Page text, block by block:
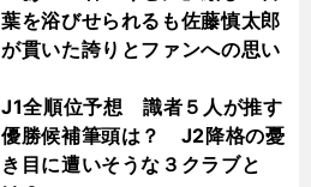
葉を浴びせられるも佐藤慎太郎
が貫いた誇りとファンへの思い
J1全順位予想 識者５人が推す
優勝候補筆頭は？ J2降格の憂
き目に遭いそうな３クラブと